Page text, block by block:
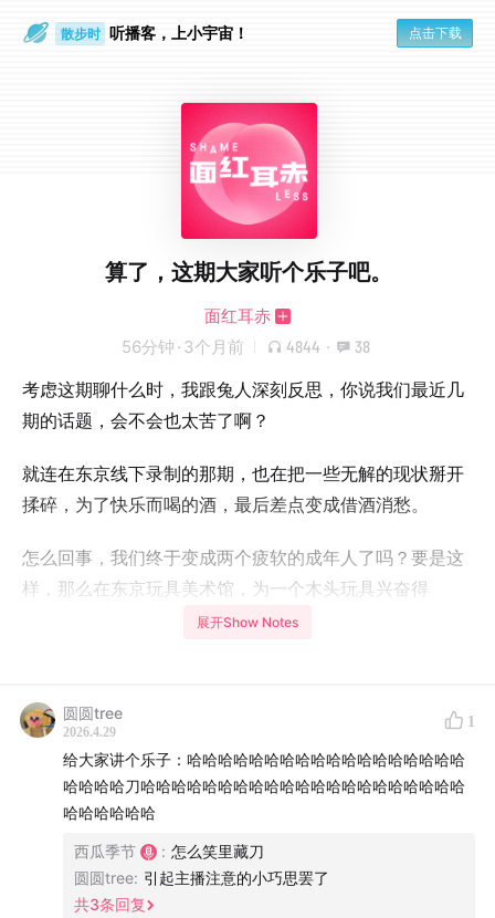
散步时 听播客，上小宇宙！ 点击下载
算了，这期大家听个乐子吧。
面红耳赤
56分钟 · 3个月前 4844 · 38
考虑这期聊什么时，我跟兔人深刻反思，你说我们最近几
期的话题，会不会也太苦了啊？
就连在东京线下录制的那期，也在把一些无解的现状掰开
揉碎，为了快乐而喝的酒，最后差点变成借酒消愁。
怎么回事，我们终于变成两个疲软的成年人了吗？要是这
样，那么在东京玩具美术馆，为一个木头玩具兴奋得
「哇」声连片的两人，又是谁！
找一些乐子，否则这日子真是没法过了。
所以，整天怨声载道的我俩，某种程度上也是很擅长放过
自己和找乐子的人。
最近我们拥有了哪些乐子呢？都在这期播客里啦。
展开Show Notes
圆圆tree
2026.4.29
1
给大家讲个乐子：哈哈哈哈哈哈哈哈哈哈哈哈哈哈哈哈哈哈
哈哈哈哈刀哈哈哈哈哈哈哈哈哈哈哈哈哈哈哈哈哈哈哈哈哈
哈哈哈哈哈哈
西瓜季节 : 怎么笑里藏刀
圆圆tree: 引起主播注意的小巧思罢了
共3条回复